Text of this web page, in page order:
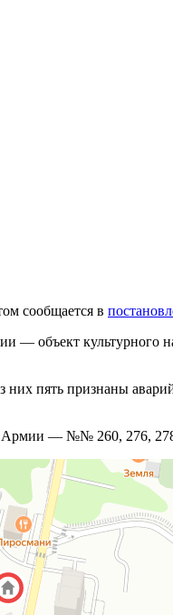
сообщается в
объект культурного
них пять признаны
Армии — №№ 260, 276,